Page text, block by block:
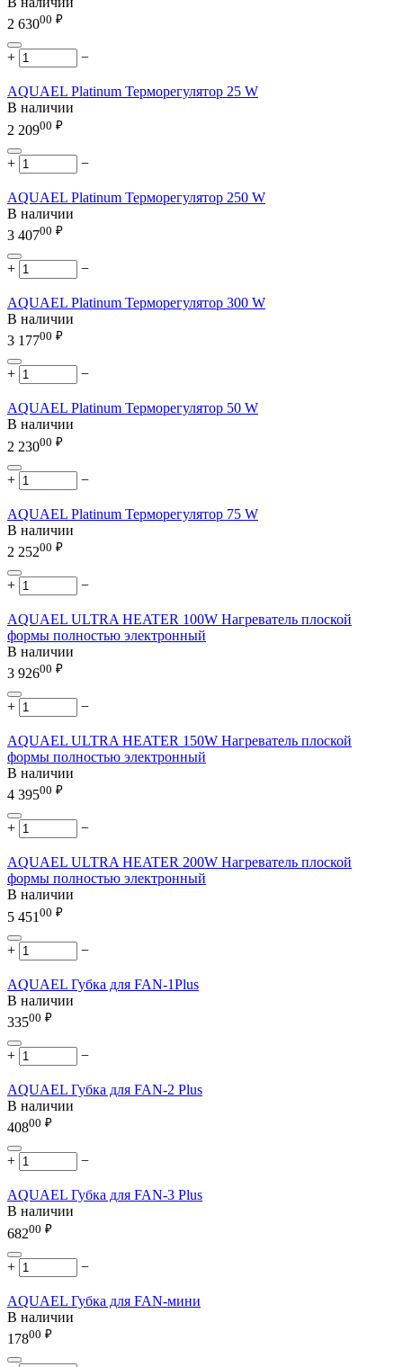
2 63000 ₽
+ −
AQUAEL Platinum Терморегулятор 25 W
В наличии
2 20900 ₽
+ −
AQUAEL Platinum Терморегулятор 250 W
В наличии
3 40700 ₽
+ −
AQUAEL Platinum Терморегулятор 300 W
В наличии
3 17700 ₽
+ −
AQUAEL Platinum Терморегулятор 50 W
В наличии
2 23000 ₽
+ −
AQUAEL Platinum Терморегулятор 75 W
В наличии
2 25200 ₽
+ −
AQUAEL ULTRA HEATER 100W Нагреватель плоской
формы полностью электронный
В наличии
3 92600 ₽
+ −
AQUAEL ULTRA HEATER 150W Нагреватель плоской
формы полностью электронный
В наличии
4 39500 ₽
+ −
AQUAEL ULTRA HEATER 200W Нагреватель плоской
формы полностью электронный
В наличии
5 451 00 ₽
+ −
AQUAEL Губка для FAN-1Plus
В наличии
33500 ₽
+ −
AQUAEL Губка для FAN-2 Plus
В наличии
40800 ₽
+ −
AQUAEL Губка для FAN-3 Plus
В наличии
68200 ₽
+ −
AQUAEL Губка для FAN-мини
В наличии
17800 ₽